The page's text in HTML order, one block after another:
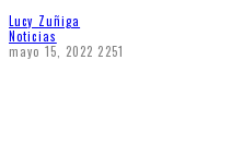
Lucy Zuñiga
Noticias
mayo 15, 2022 2251